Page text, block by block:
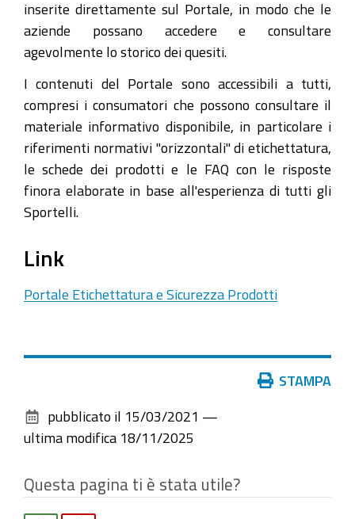
inserite direttamente sul Portale, in modo che le
aziende possano accedere e consultare
agevolmente lo storico dei quesiti.
I contenuti del Portale sono accessibili a tutti,
compresi i consumatori che possono consultare il
materiale informativo disponibile, in particolare i
riferimenti normativi "orizzontali" di etichettatura,
le schede dei prodotti e le FAQ con le risposte
finora elaborate in base all'esperienza di tutti gli
Sportelli.
Link
Portale Etichettatura e Sicurezza Prodotti
documento
STAMPA
pubblicato il 15/03/2021 —
ultima modifica 18/11/2025
Questa pagina ti è stata utile?